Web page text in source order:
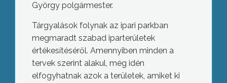
György polgármester.
Tárgyalások folynak az ipari parkban
megmaradt szabad iparterületek
értékesítéséről. Amennyiben minden a
tervek szerint alakul, még idén
elfogyhatnak azok a területek, amiket ki